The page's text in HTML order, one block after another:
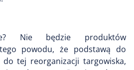
Nie będzie produktów
powodu, że podstawą do
tej reorganizacji targowiska,